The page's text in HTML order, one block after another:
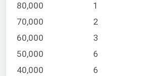
80,000
1
70,000
2
60,000
3
50,000
6
40,000
6